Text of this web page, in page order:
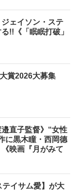
ジェイソン・ステ
!!《「眠眠打破」
賞2026大募集
邉直子監督》“女性
に黒木瞳・西岡德
映画『月がみて
テイサム愛】が大